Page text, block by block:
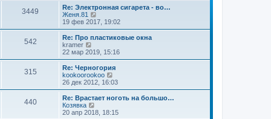
3449
Re: Электронная сигарета - во…
Женя.81
е
р
е
т
и
п
о
с
е
н
19 фев 2017, 19:02
542
Re: Про пластиковые окна
kramer
е
р
е
й
т
п
о
с
22 мар 2019, 15:16
315
Re: Черногория
kookoorookoo
е
р
е
т
26 дек 2012, 16:03
440
Re: Врастает ноготь на большо…
Козявка
е
20 апр 2018, 18:15